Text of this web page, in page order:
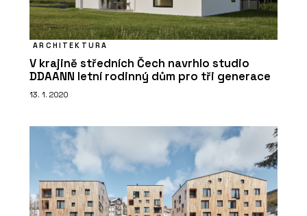
ARCHITEKTURA
V krajině středních Čech navrhlo studio
DDAANN letní rodinný dům pro tři generace
13. 1. 2020